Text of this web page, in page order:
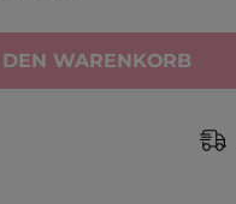
WARENKORB